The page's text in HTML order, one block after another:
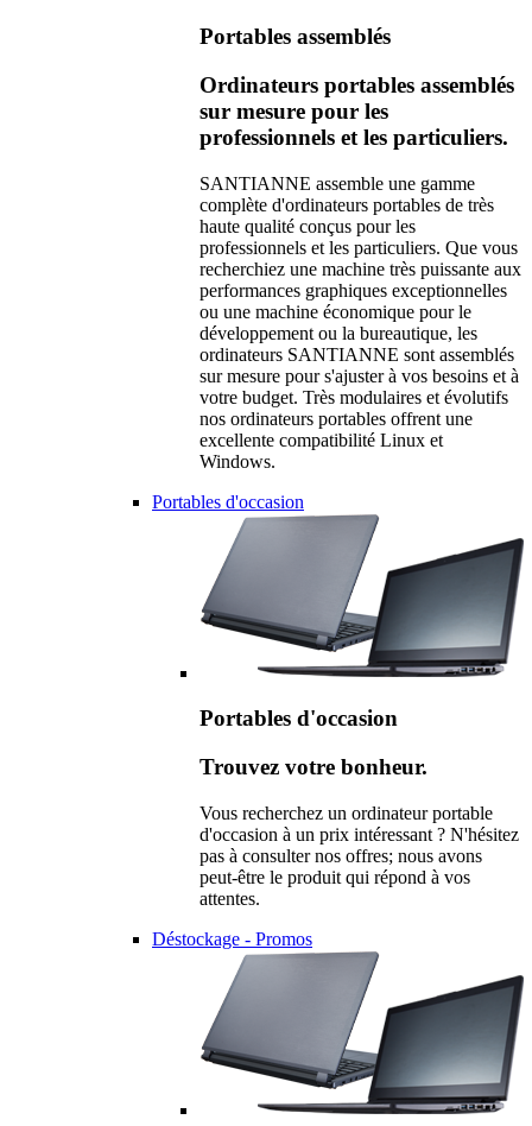
Portables assemblés
Ordinateurs portables assemblés
sur mesure pour les
professionnels et les particuliers.
SANTIANNE assemble une gamme
complète d'ordinateurs portables de très
haute qualité conçus pour les
professionnels et les particuliers. Que vous
recherchiez une machine très puissante aux
performances graphiques exceptionnelles
ou une machine économique pour le
développement ou la bureautique, les
ordinateurs SANTIANNE sont assemblés
sur mesure pour s'ajuster à vos besoins et à
votre budget. Très modulaires et évolutifs
nos ordinateurs portables offrent une
excellente compatibilité Linux et
Windows.
Portables d'occasion
Portables d'occasion
Trouvez votre bonheur.
Vous recherchez un ordinateur portable
d'occasion à un prix intéressant ? N'hésitez
pas à consulter nos offres; nous avons
peut-être le produit qui répond à vos
attentes.
Déstockage - Promos